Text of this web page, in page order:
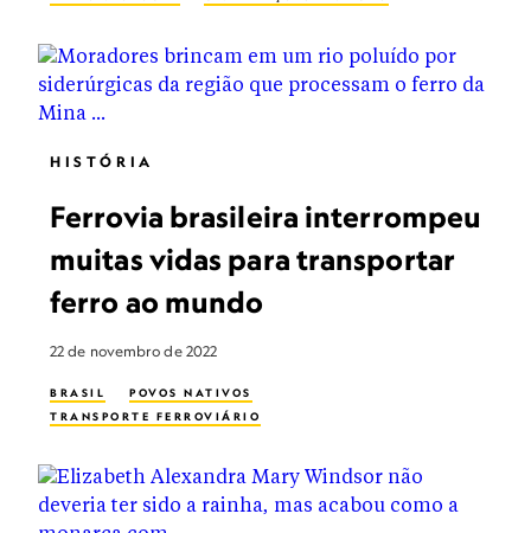
HISTÓRIA
Ferrovia brasileira interrompeu
muitas vidas para transportar
ferro ao mundo
22 de novembro de 2022
BRASIL
POVOS NATIVOS
TRANSPORTE FERROVIÁRIO